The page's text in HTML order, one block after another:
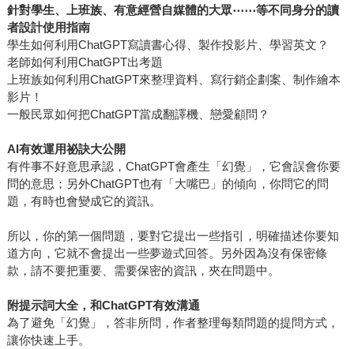
針對學生、上班族、有意經營自媒體的大眾⋯⋯等不同身分的讀
者設計使用指南
學生如何利用ChatGPT寫讀書心得、製作投影片、學習英文？
老師如何利用ChatGPT出考題
上班族如何利用ChatGPT來整理資料、寫行銷企劃案、制作繪本
影片！
一般民眾如何把ChatGPT當成翻譯機、戀愛顧問？
AI有效運用祕訣大公開
有件事不好意思承認，ChatGPT會產生「幻覺」，它會誤會你要
問的意思；另外ChatGPT也有「大嘴巴」的傾向，你問它的問
題，有時也會變成它的資訊。
所以，你的第一個問題，要對它提出一些指引，明確描述你要知
道方向，它就不會提出一些夢遊式回答。另外因為沒有保密條
款，請不要把重要、需要保密的資訊，夾在問題中。
附提示詞大全，和ChatGPT有效溝通
為了避免「幻覺」，答非所問，作者整理每類問題的提問方式，
讓你快速上手。